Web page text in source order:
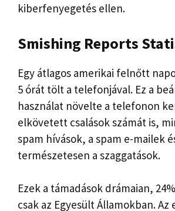
kiberfenyegetés ellen.
Smishing Reports
Egy átlagos amerikai felnőtt
5 órát tölt a telefonjával. Ez a
használat növelte a telefonon
elkövetett csalások számát is,
spam hívások, a spam e-mailek
természetesen a szaggatások.
Ezek a támadások drámaian,
csak az Egyesült Államokban.